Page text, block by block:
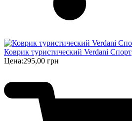
Коврик туристический Verdani Спорт
Цена:295,00 грн